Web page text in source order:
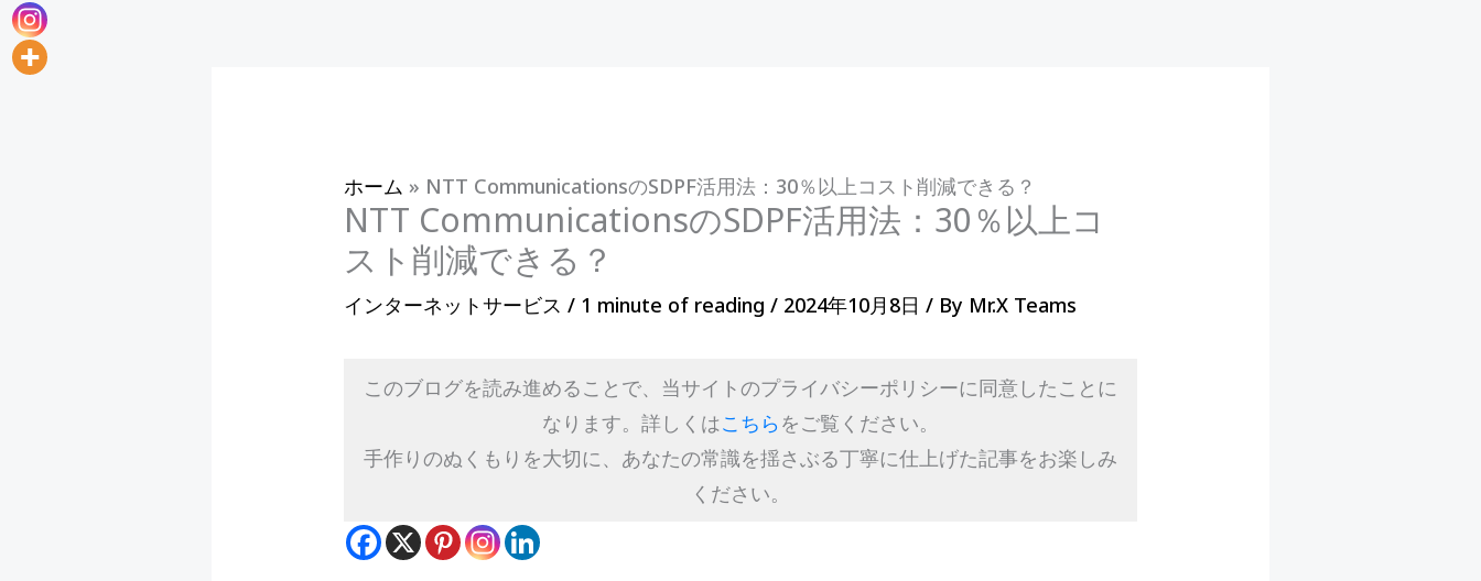
ホーム » NTT CommunicationsのSDPF活用法：30％以上コスト削減できる？
NTT CommunicationsのSDPF活用法：30％以上コ
スト削減できる？
インターネットサービス / 1 minute of reading / 2024年10月8日/ By Mr.X Teams
このブログを読み進めることで、当サイトのプライバシーポリシーに同意したことに
なります。詳しくはこちら をご覧ください。
手作りのぬくもりを大切に、あなたの常識を揺さぶる丁寧に仕上げた記事をお楽しみ
ください。